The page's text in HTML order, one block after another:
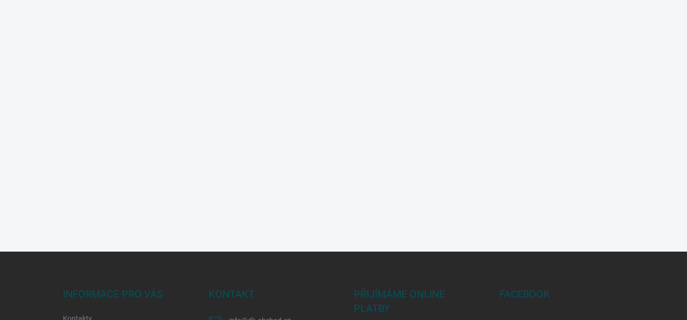
INFORMACE PRO VÁS KONTAKT
PŘIJÍMÁME ONLINE
PLATBY
FACEBOOK